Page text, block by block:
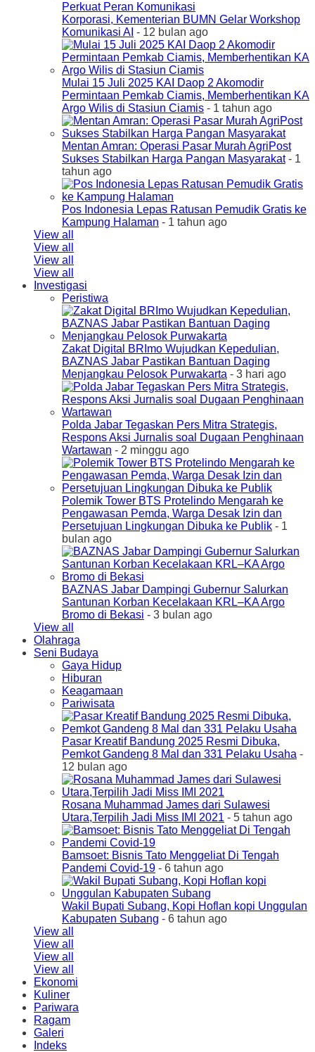
Perkuat Peran Komunikasi
Korporasi, Kementerian BUMN Gelar Workshop
Komunikasi AI - 12 bulan ago
Mulai 15 Juli 2025 KAI Daop 2 Akomodir
Permintaan Pemkab Ciamis, Memberhentikan KA
Argo Wilis di Stasiun Ciamis - 1 tahun ago
Mentan Amran: Operasi Pasar Murah AgriPost
Sukses Stabilkan Harga Pangan Masyarakat- 1
tahun ago
Pos Indonesia Lepas Ratusan Pemudik Gratis ke
Kampung Halaman - 1 tahun ago
View all
View all
View all
View all
Investigasi
Peristiwa
Zakat Digital BRImo Wujudkan Kepedulian,
BAZNAS Jabar Pastikan Bantuan Daging
Menjangkau Pelosok Purwakarta - 3 hari ago
Polda Jabar Tegaskan Pers Mitra Strategis,
Respons Aksi Jurnalis soal Dugaan Penghinaan
Wartawan - 2 minggu ago
Polemik Tower BTS Protelindo Mengarah ke
Pengawasan Pemda, Warga Desak Izin dan
Persetujuan Lingkungan Dibuka ke Publik - 1
bulan ago
BAZNAS Jabar Dampingi Gubernur Salurkan
Santunan Korban Kecelakaan KRL–KA Argo
Bromo di Bekasi - 3 bulan ago
View all
Olahraga
Seni Budaya
Gaya Hidup
Hiburan
Keagamaan
Pariwisata
Pasar Kreatif Bandung 2025 Resmi Dibuka,
Pemkot Gandeng 8 Mal dan 331 Pelaku Usaha -
12 bulan ago
Rosana Muhammad James dari Sulawesi
Utara,Terpilih Jadi Miss IMI 2021 - 5 tahun ago
Bamsoet: Bisnis Tato Menggeliat Di Tengah
Pandemi Covid-19 - 6 tahun ago
Wakil Bupati Subang, Kopi Hoflan kopi Unggulan
Kabupaten Subang - 6 tahun ago
View all
View all
View all
View all
Ekonomi
Kuliner
Pariwara
Ragam
Galeri
Indeks